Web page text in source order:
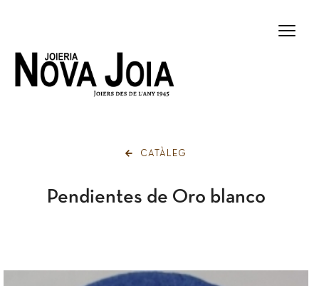
×
CATÀLEG
Pendientes de Oro blanco